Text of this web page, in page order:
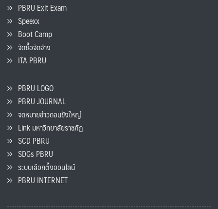
PBRU Exit Exam
Speexx
Boot Camp
จัดซื้อจัดจ้าง
ITA PBRU
PBRU LOGO
PBRU JOURNAL
จดหมายข่าวดอนขังใหญ่
Link มหาวิทยาลัยราชภัฏ
SCD PBRU
SDGs PBRU
ระบบเลือกตั้งออนไลน์
PBRU INTERNET